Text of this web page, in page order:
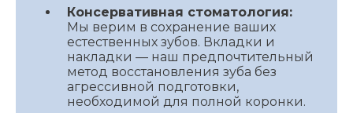
Консервативная стоматология:
Мы верим в сохранение ваших
естественных зубов. Вкладки и
накладки — наш предпочтительный
метод восстановления зуба без
агрессивной подготовки,
необходимой для полной коронки.